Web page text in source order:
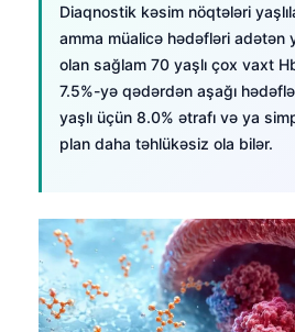
Diaqnostik kəsim nöqtələri
amma müalicə hədəfləri adətən
olan sağlam 70 yaşlı çox vaxt
7.5%-yə qədərdən aşağı
yaşlı üçün 8.0% ətrafı və ya
plan daha təhlükəsiz ola bilər.
Latviešu valoda
Македонски јазик
Euskara
العربية المغربية
Afrikaans
Монгол
ພາສາລາວ